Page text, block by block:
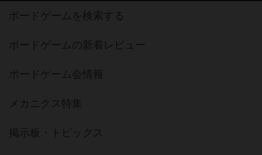
ボードゲームを検索する
ボードゲームの新着レビュー
ボードゲーム会情報
メカニクス特集
掲示板・トピックス